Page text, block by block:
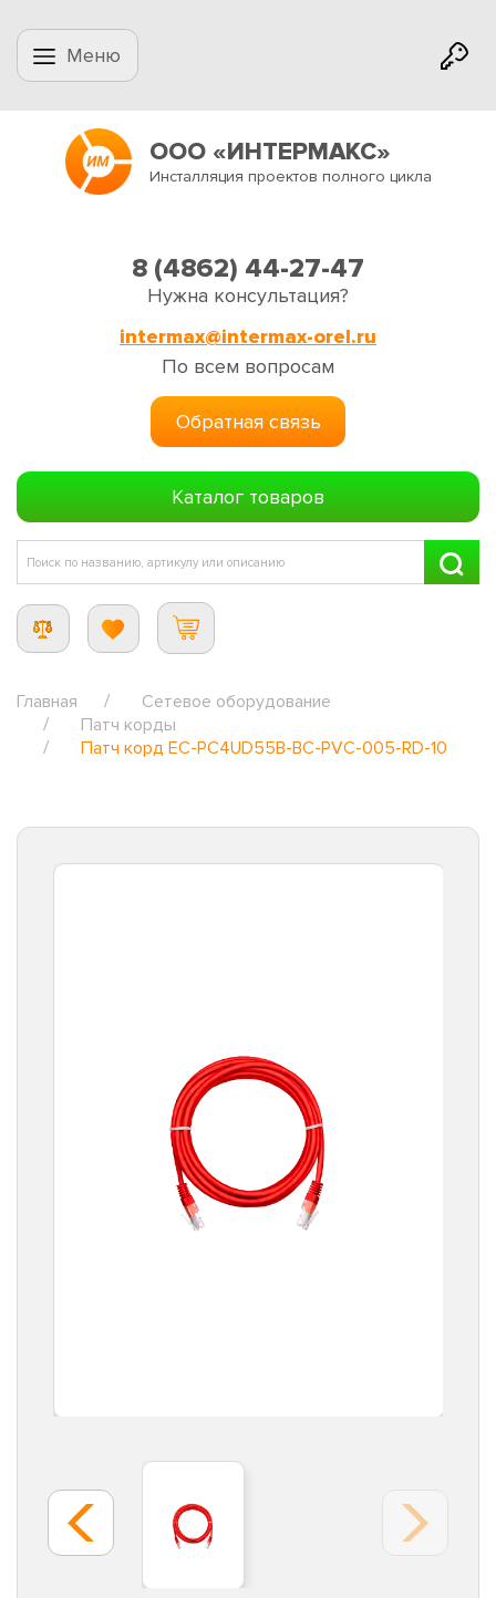
Меню
ООО «ИНТЕРМАКС»
Инсталляция проектов полного цикла
8 (4862) 44-27-47
Нужна консультация?
intermax@intermax-orel.ru
По всем вопросам
Обратная связь
Каталог товаров
Главная
Сетевое оборудование
Патч корды
Патч корд EC-PC4UD55B-BC-PVC-005-RD-10